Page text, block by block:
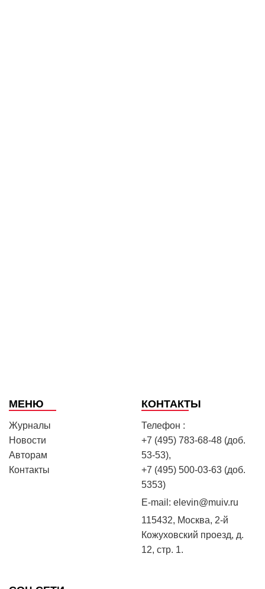
МЕНЮ
Журналы
Новости
Авторам
Контакты
КОНТАКТЫ
Телефон :
+7 (495) 783-68-48 (доб.
53-53),
+7 (495) 500-03-63 (доб.
5353)
E-mail: elevin@muiv.ru
115432, Москва, 2-й
Кожуховский проезд, д.
12, стр. 1.